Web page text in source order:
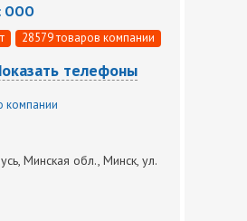
ООО
28579 товаров компании
телефоны
компании
Минская обл., Минск, ул.